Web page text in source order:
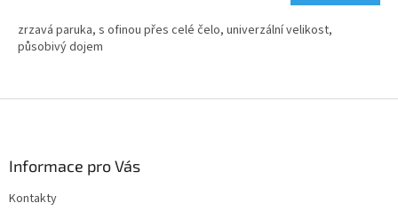
zrzavá paruka, s ofinou přes celé čelo, univerzální velikost,
působivý dojem
Informace pro Vás
Kontakty